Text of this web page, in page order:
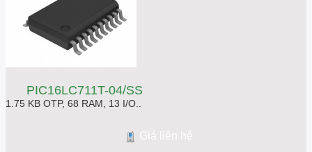
PIC16LC711T-04/SS
1.75 KB OTP, 68 RAM, 13 I/O..
Giá liên hệ